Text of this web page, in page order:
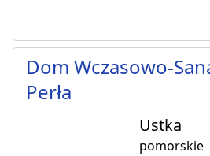
Dom Wczasowo-
Perła
Ustka
pomorskie